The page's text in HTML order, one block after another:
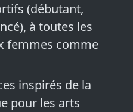
(débutant,
à toutes les
femmes comme
inspirés de la
pour les arts